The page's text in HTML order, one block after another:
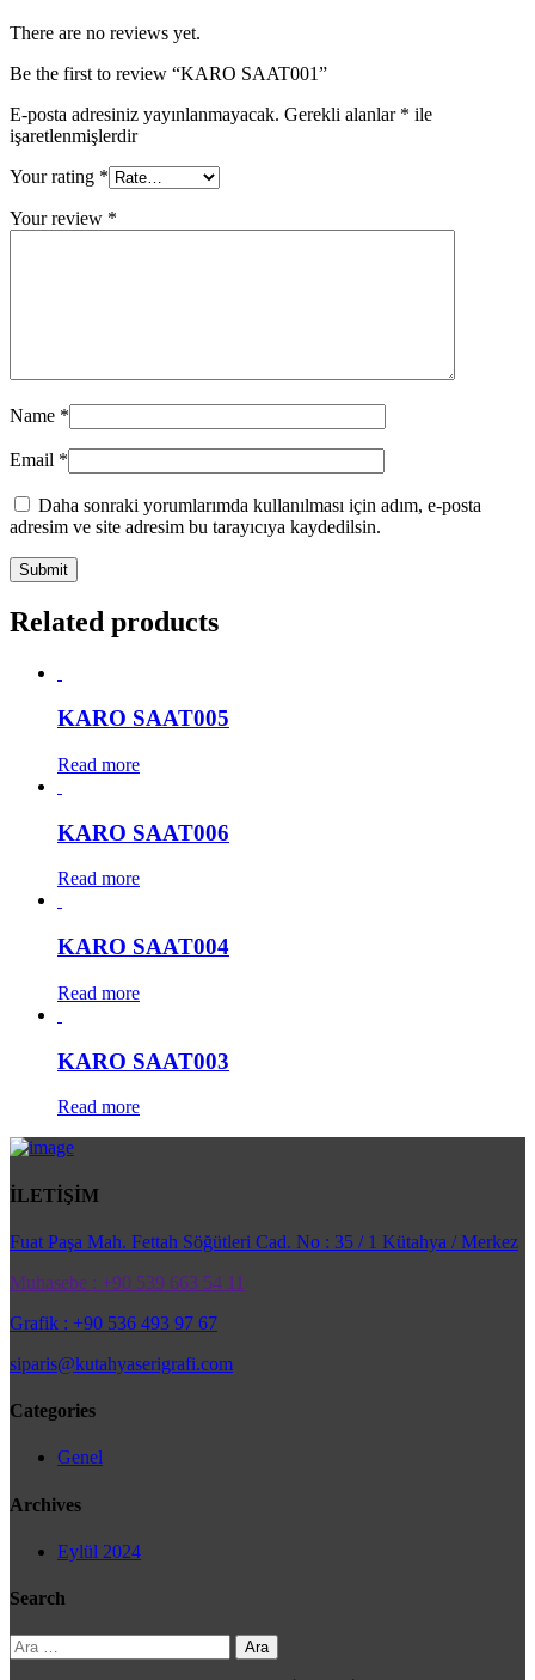
There are no reviews yet.
Be the first to review “KARO SAAT001”
E-posta adresiniz yayınlanmayacak. Gerekli alanlar * ile
işaretlenmişlerdir
Your rating *
Your review *
Name *
Email *
Daha sonraki yorumlarımda kullanılması için adım, e-posta
adresim ve site adresim bu tarayıcıya kaydedilsin.
Related products
KARO SAAT005
Read more
KARO SAAT006
Read more
KARO SAAT004
Read more
KARO SAAT003
Read more
İLETİŞİM
Fuat Paşa Mah. Fettah Söğütleri Cad. No : 35 / 1 Kütahya / Merkez
Muhasebe : +90 539 663 54 11
Grafik : +90 536 493 97 67
siparis@kutahyaserigrafi.com
Categories
Genel
Archives
Eylül 2024
Search
Arama: